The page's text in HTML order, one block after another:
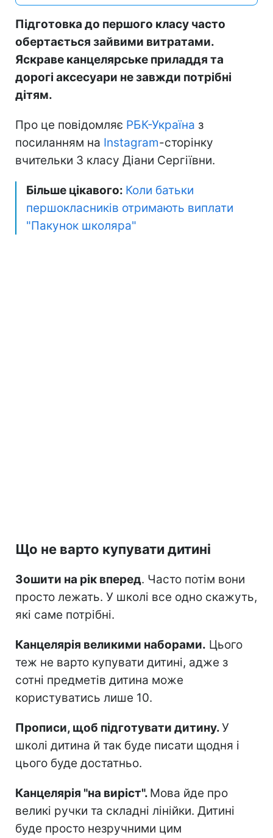
Підготовка до першого класу часто
обертається зайвими витратами.
Яскраве канцелярське приладдя та
дорогі аксесуари не завжди потрібні
дітям.
Про це повідомляє РБК-Україна з
посиланням на Instagram-сторінку
вчительки 3 класу Діани Сергіївни.
Більше цікавого: Коли батьки
першокласників отримають виплати
"Пакунок школяра"
Що не варто купувати дитині
Зошити на рік вперед. Часто потім вони
просто лежать. У школі все одно скажуть,
які саме потрібні.
Канцелярія великими наборами. Цього
теж не варто купувати дитині, адже з
сотні предметів дитина може
користуватись лише 10.
Прописи, щоб підготувати дитину.У
школі дитина й так буде писати щодня і
цього буде достатньо.
Канцелярія "на виріст". Мова йде про
великі ручки та складні лінійки. Дитині
буде просто незручними цим